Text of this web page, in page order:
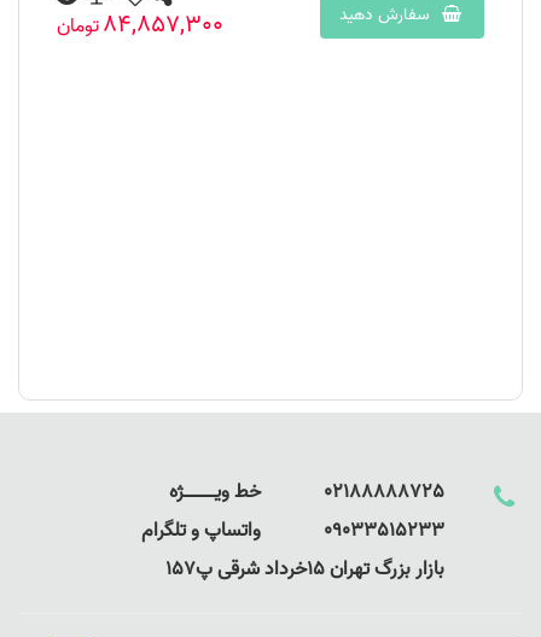
سفارش دهید
84,857,300تومان
02188888725 خط ویـــــــــــــژه
09033515233 واتساپ و تلگرام
بازار بزرگ تهران 15خرداد شرقی پ157